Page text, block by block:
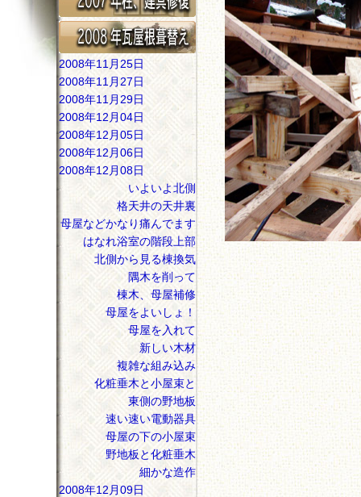
2008年11月25日
2008年11月27日
2008年11月29日
2008年12月04日
2008年12月05日
2008年12月06日
2008年12月08日
いよいよ北側
格天井の天井裏
母屋などかなり痛んでます
はなれ浴室の階段上部
北側から見る棟換気
隅木を削って
棟木、母屋補修
母屋をよいしょ！
母屋を入れて
新しい木材
複雑な組み込み
化粧垂木と小屋束と
東側の野地板
速い速い電動器具
母屋の下の小屋束
野地板と化粧垂木
細かな造作
2008年12月09日